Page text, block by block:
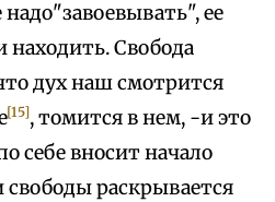
ее
Свобода
дух наш смотрится
[15], томится в нем, -и это
себе вносит начало
раскрывается